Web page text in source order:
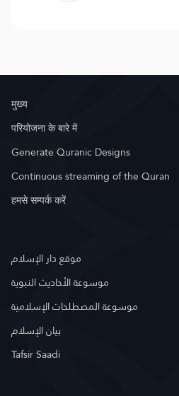
मुख्य
परियोजना के बारे में
Generate Quranic Designs
Continuous streaming of the Quran
हमसे सम्पर्क करें
موقع دار الإسلام
موسوعة الأحاديث النبوية
موسوعة المصطلحات الإسلامية
بيان الإسلام
Tafsir Saadi